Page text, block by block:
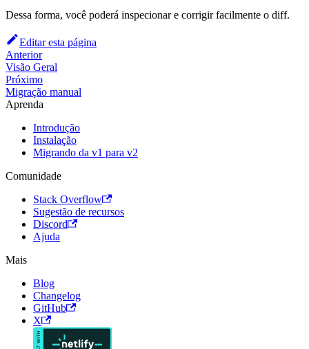
Dessa forma, você poderá inspecionar e corrigir facilmente o diff.
Editar esta página
Anterior
Visão Geral
Próximo
Migração manual
Aprenda
Introdução
Instalação
Migrando da v1 para v2
Comunidade
Stack Overflow
Sugestão de recursos
Discord
Ajuda
Mais
Blog
Changelog
GitHub
X